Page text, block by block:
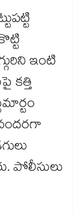
ఇంటి
కత్తి
పోలీసులు